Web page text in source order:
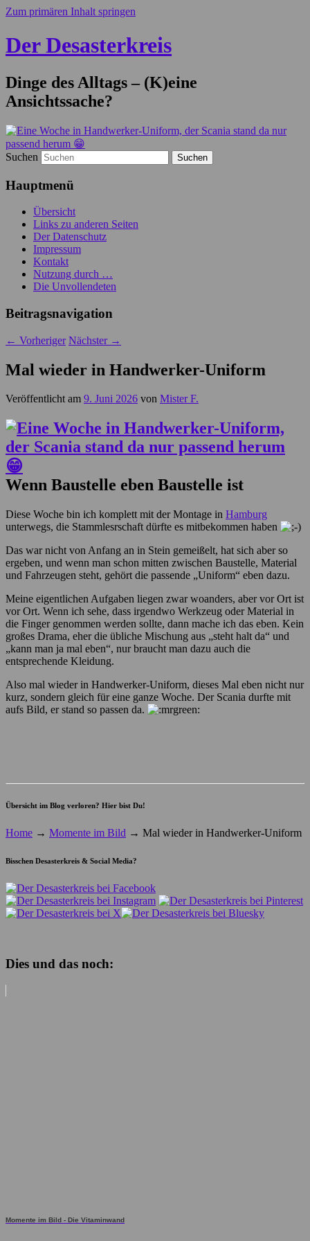
Zum primären Inhalt springen
Der Desasterkreis
Dinge des Alltags – (K)eine
Ansichtssache?
Suchen
Hauptmenü
Übersicht
Links zu anderen Seiten
Der Datenschutz
Impressum
Kontakt
Nutzung durch …
Die Unvollendeten
Beitragsnavigation
← Vorheriger Nächster →
Mal wieder in Handwerker-Uniform
Veröffentlicht am 9. Juni 2026 von Mister F.
Wenn Baustelle eben Baustelle ist
Diese Woche bin ich komplett mit der Montage in Hamburg
unterwegs, die Stammlesrschaft dürfte es mitbekommen haben
Das war nicht von Anfang an in Stein gemeißelt, hat sich aber so
ergeben, und wenn man schon mitten zwischen Baustelle, Material
und Fahrzeugen steht, gehört die passende „Uniform“ eben dazu.
Meine eigentlichen Aufgaben liegen zwar woanders, aber vor Ort ist
vor Ort. Wenn ich sehe, dass irgendwo Werkzeug oder Material in
die Finger genommen werden sollte, dann mache ich das eben. Kein
großes Drama, eher die übliche Mischung aus „steht halt da“ und
„kann man ja mal eben“, nur braucht man dazu auch die
entsprechende Kleidung.
Also mal wieder in Handwerker-Uniform, dieses Mal eben nicht nur
kurz, sondern gleich für eine ganze Woche. Der Scania durfte mit
aufs Bild, er stand so passen da.
Übersicht im Blog verloren? Hier bist Du!
Home → Momente im Bild → Mal wieder in Handwerker-Uniform
Bisschen Desasterkreis & Social Media?
Dies und das noch:
Momente im Bild - Die Vitaminwand